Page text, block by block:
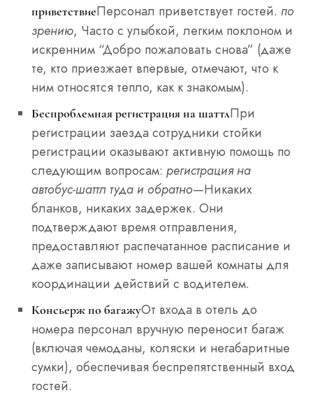
приветствиеПерсонал приветствует гостей. по
зрению, Часто с улыбкой, легким поклоном и
искренним “Добро пожаловать снова” (даже
те, кто приезжает впервые, отмечают, что к
ним относятся тепло, как к знакомым).
Беспроблемная регистрация на шаттлПри
регистрации заезда сотрудники стойки
регистрации оказывают активную помощь по
следующим вопросам: регистрация на
автобус-шаттл туда и обратно—Никаких
бланков, никаких задержек. Они
подтверждают время отправления,
предоставляют распечатанное расписание и
даже записывают номер вашей комнаты для
координации действий с водителем.
Консьерж по багажуОт входа в отель до
номера персонал вручную переносит багаж
(включая чемоданы, коляски и негабаритные
сумки), обеспечивая беспрепятственный вход
гостей.